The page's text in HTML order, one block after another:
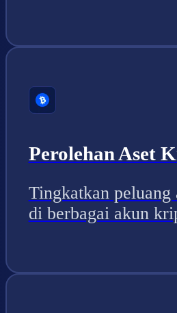
Perolehan Aset
Tingkatkan peluang
di berbagai akun